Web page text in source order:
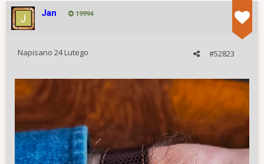
Jan 19994
#52823
Napisano 24 Lutego